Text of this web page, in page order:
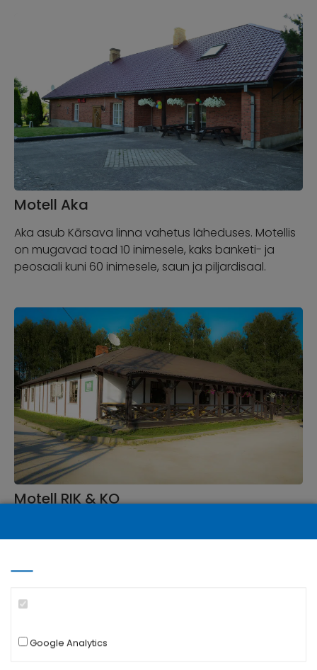
Motell Aka
Aka asub Kārsava linna vahetus läheduses. Motellis
on mugavad toad 10 inimesele, kaks banketi- ja
peosaali kuni 60 inimesele, saun ja piljardisaal.
Motell RIK & KO
Piirialal viibimiseks peab kaasas olema kehtiv pass
tubades. Kõigis tubades on dušš ja tualett. Motelli
Google Analytics